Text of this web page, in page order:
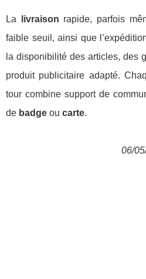
La livraison rapide, parfois
faible seuil, ainsi que
la disponibilité des articles, des
produit publicitaire adapté.
tour combine support de
de badge ou carte.
06/